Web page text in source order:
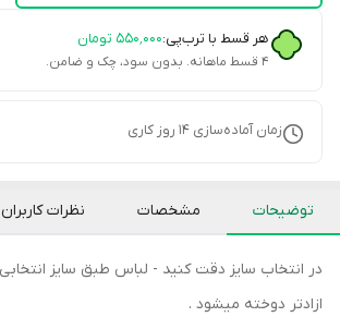
هر قسط با ترب‌پی:۵۵۰٬۰۰۰ تومان
۴ قسط ماهانه. بدون سود، چک و ضامن.
زمان آماده‌سازی 14 روز کاری
توضیحات مشخصات نظرات کاربران
ازادتر دوخته میشود .